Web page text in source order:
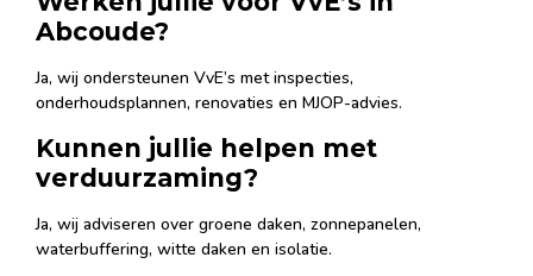
Abcoude?
Ja, wij ondersteunen VvE’s met inspecties,
onderhoudsplannen, renovaties en MJOP-advies.
Kunnen jullie helpen met
verduurzaming?
Ja, wij adviseren over groene daken, zonnepanelen,
waterbuffering, witte daken en isolatie.